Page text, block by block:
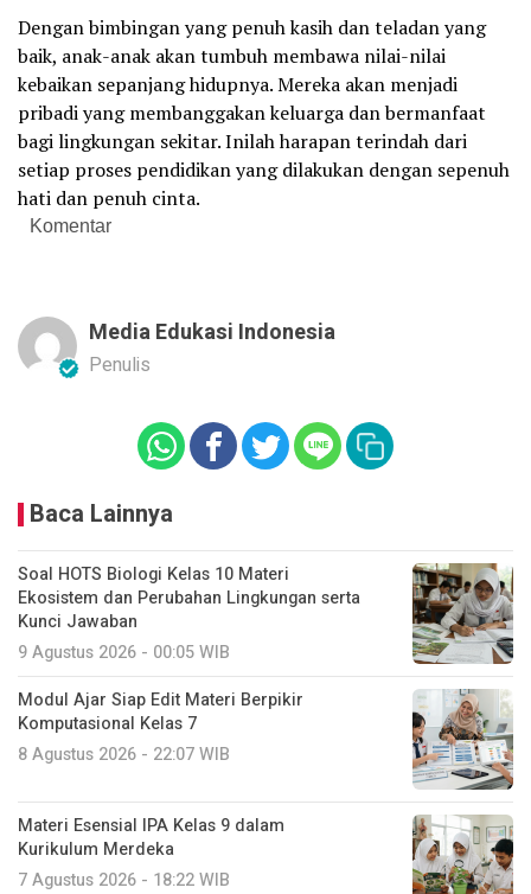
Dengan bimbingan yang penuh kasih dan teladan yang
baik, anak-anak akan tumbuh membawa nilai-nilai
kebaikan sepanjang hidupnya. Mereka akan menjadi
pribadi yang membanggakan keluarga dan bermanfaat
bagi lingkungan sekitar. Inilah harapan terindah dari
setiap proses pendidikan yang dilakukan dengan sepenuh
hati dan penuh cinta.
Komentar
Media Edukasi Indonesia
Penulis
Baca Lainnya
Soal HOTS Biologi Kelas 10 Materi
Ekosistem dan Perubahan Lingkungan serta
Kunci Jawaban
9 Agustus 2026 - 00:05 WIB
Modul Ajar Siap Edit Materi Berpikir
Komputasional Kelas 7
8 Agustus 2026 - 22:07 WIB
Materi Esensial IPA Kelas 9 dalam
Kurikulum Merdeka
7 Agustus 2026 - 18:22 WIB